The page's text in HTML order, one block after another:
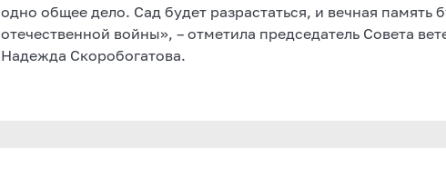
одно общее дело. Сад будет разрастаться, и вечная память
отечественной войны», – отметила председатель Совета
Надежда Скоробогатова.